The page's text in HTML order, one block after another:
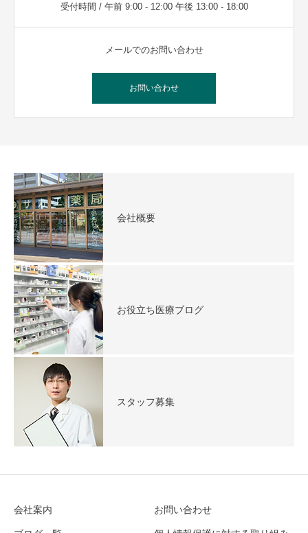
受付時間 / 午前 9:00 - 12:00 午後 13:00 - 18:00
メールでのお問い合わせ
お問い合わせ
会社概要
お役立ち医療ブログ
スタッフ募集
会社案内 お問い合わせ